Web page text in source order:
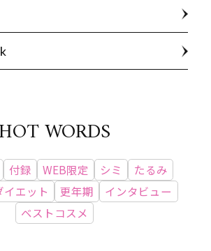
WORDS
付録 WEB限定 シミ
たるみ
イエット 更年期
インタビュー
ベストコスメ